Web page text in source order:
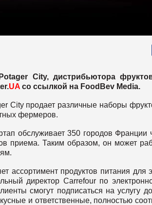
City, дистрибьютора
UA со ссылкой на FoodBev Media.
City продает различные наборы
фермеров.
обслуживает 350 городов Франции
приема. Таким образом, он может
ассортимент продуктов питания для
директор Carrefour по
смогут подписаться на услугу
и ответственные, полностью